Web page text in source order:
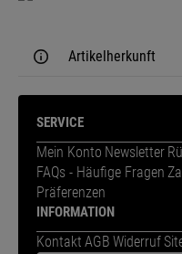
Artikelherkunft
SERVICE
Mein Konto Newsletter
FAQs - Häufige Fragen
Präferenzen
INFORMATION
Kontakt AGB Widerruf